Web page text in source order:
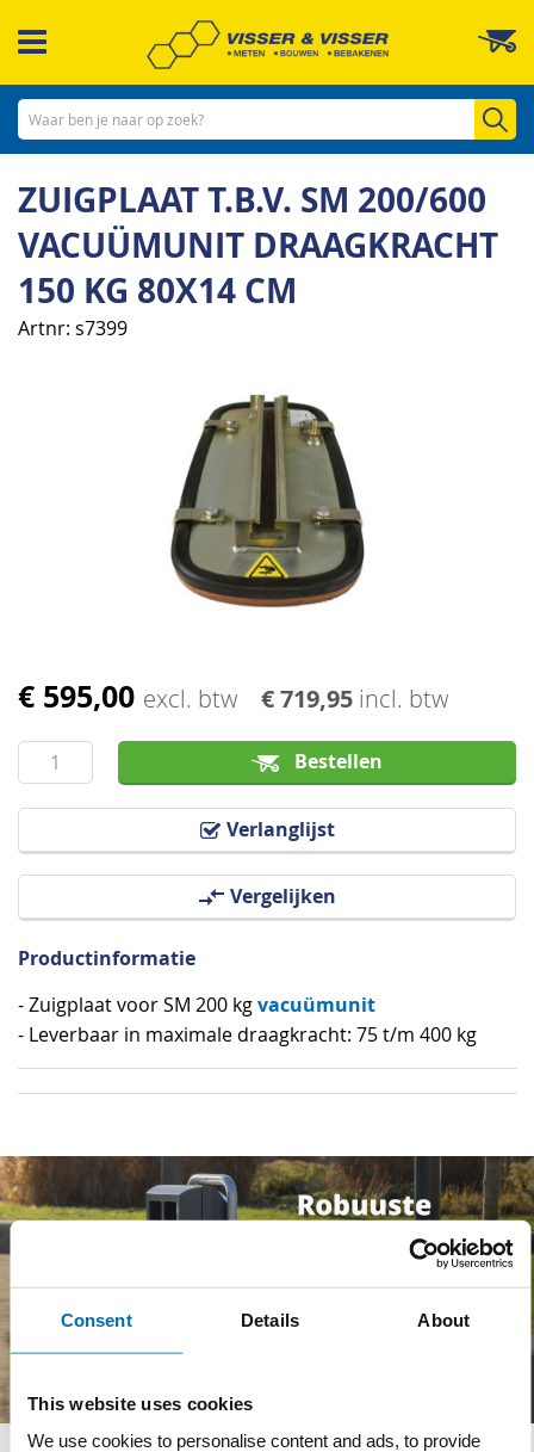
Consent Details About
This website uses cookies
We use cookies to personalise content and ads, to provide
naar
inhoud
ZUIGPLAAT T.B.V. SM 200/600
VACUÜMUNIT DRAAGKRACHT
150 KG 80X14 CM
Artnr s7399
€ 595,00 excl. btw € 719,95 incl. btw
Bestellen
Verlanglijst
Vergelijken
Ga
het
begin
van
Productinformatie
- Zuigplaat voor SM 200 kgvacuümunit
- Leverbaar in maximale draagkracht: 75 t/m 400 kg